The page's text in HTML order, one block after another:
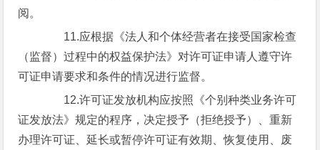
阅。
11.应根据《法人和个体经营者在接受国家检查
（监督）过程中的权益保护法》对许可证申请人遵守许
可证申请要求和条件的情况进行监督。
12.许可证发放机构应按照《个别种类业务许可
证发放法》规定的程序，决定授予（拒绝授予）、重新
办理许可证、延长或暂停许可证有效期、恢复使用、废